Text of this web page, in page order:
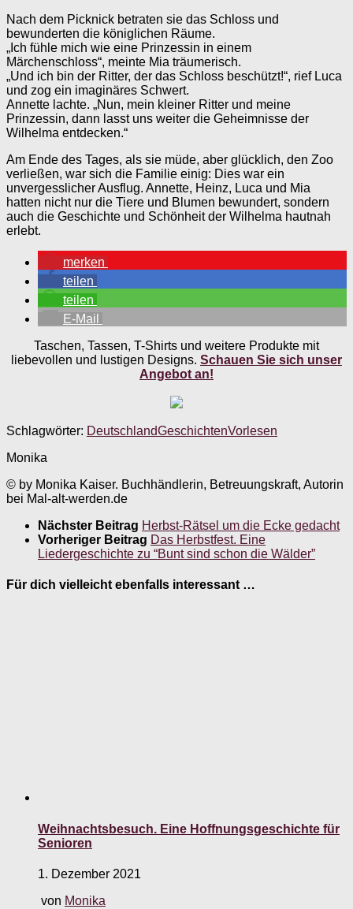
Nach dem Picknick betraten sie das Schloss und
bewunderten die königlichen Räume.
„Ich fühle mich wie eine Prinzessin in einem
Märchenschloss“, meinte Mia träumerisch.
„Und ich bin der Ritter, der das Schloss beschützt!“, rief Luca
und zog ein imaginäres Schwert.
Annette lachte. „Nun, mein kleiner Ritter und meine
Prinzessin, dann lasst uns weiter die Geheimnisse der
Wilhelma entdecken.“
Am Ende des Tages, als sie müde, aber glücklich, den Zoo
verließen, war sich die Familie einig: Dies war ein
unvergesslicher Ausflug. Annette, Heinz, Luca und Mia
hatten nicht nur die Tiere und Blumen bewundert, sondern
auch die Geschichte und Schönheit der Wilhelma hautnah
erlebt.
merken
teilen
teilen
E-Mail
Taschen, Tassen, T-Shirts und weitere Produkte mit
liebevollen und lustigen Designs. Schauen Sie sich unser
Angebot an!
Schlagwörter: DeutschlandGeschichtenVorlesen
Monika
© by Monika Kaiser. Buchhändlerin, Betreuungskraft, Autorin
bei Mal-alt-werden.de
Nächster Beitrag Herbst-Rätsel um die Ecke gedacht
Vorheriger Beitrag Das Herbstfest. Eine
Liedergeschichte zu “Bunt sind schon die Wälder”
Für dich vielleicht ebenfalls interessant …
Weihnachtsbesuch. Eine Hoffnungsgeschichte für
Senioren
1. Dezember 2021
von Monika